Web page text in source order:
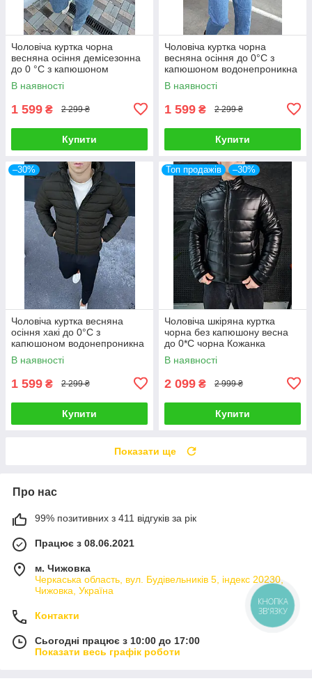
Чоловіча куртка чорна
весняна осіння демісезонна
до 0 °C з капюшоном
водонепроникна
В наявності
1 599 ₴ 2 299 ₴
Купити
Чоловіча куртка чорна
весняна осіння до 0°C з
капюшоном водонепроникна
Вітровка чоловіча
демісезонна
В наявності
1 599 ₴ 2 299 ₴
Купити
–30%
Чоловіча куртка весняна
осіння хакі до 0°C з
капюшоном водонепроникна
Вітровка демісезонна
В наявності
1 599 ₴ 2 299 ₴
Купити
Топ продажів –30%
Чоловіча шкіряна куртка
чорна без капюшону весна
до 0*С чорна Кожанка
чоловічий демісезонна
В наявності
2 099 ₴ 2 999 ₴
Купити
Показати ще
Про нас
99% позитивних з 411 відгуків за рік
Працює з 08.06.2021
м. Чижовка
Черкаська область, вул. Будівельників 5, індекс 20230,
Чижовка, Україна
Контакти
Сьогодні працює з 10:00 до 17:00
Показати весь графік роботи
КНОПКА
ЗВ'ЯЗКУ